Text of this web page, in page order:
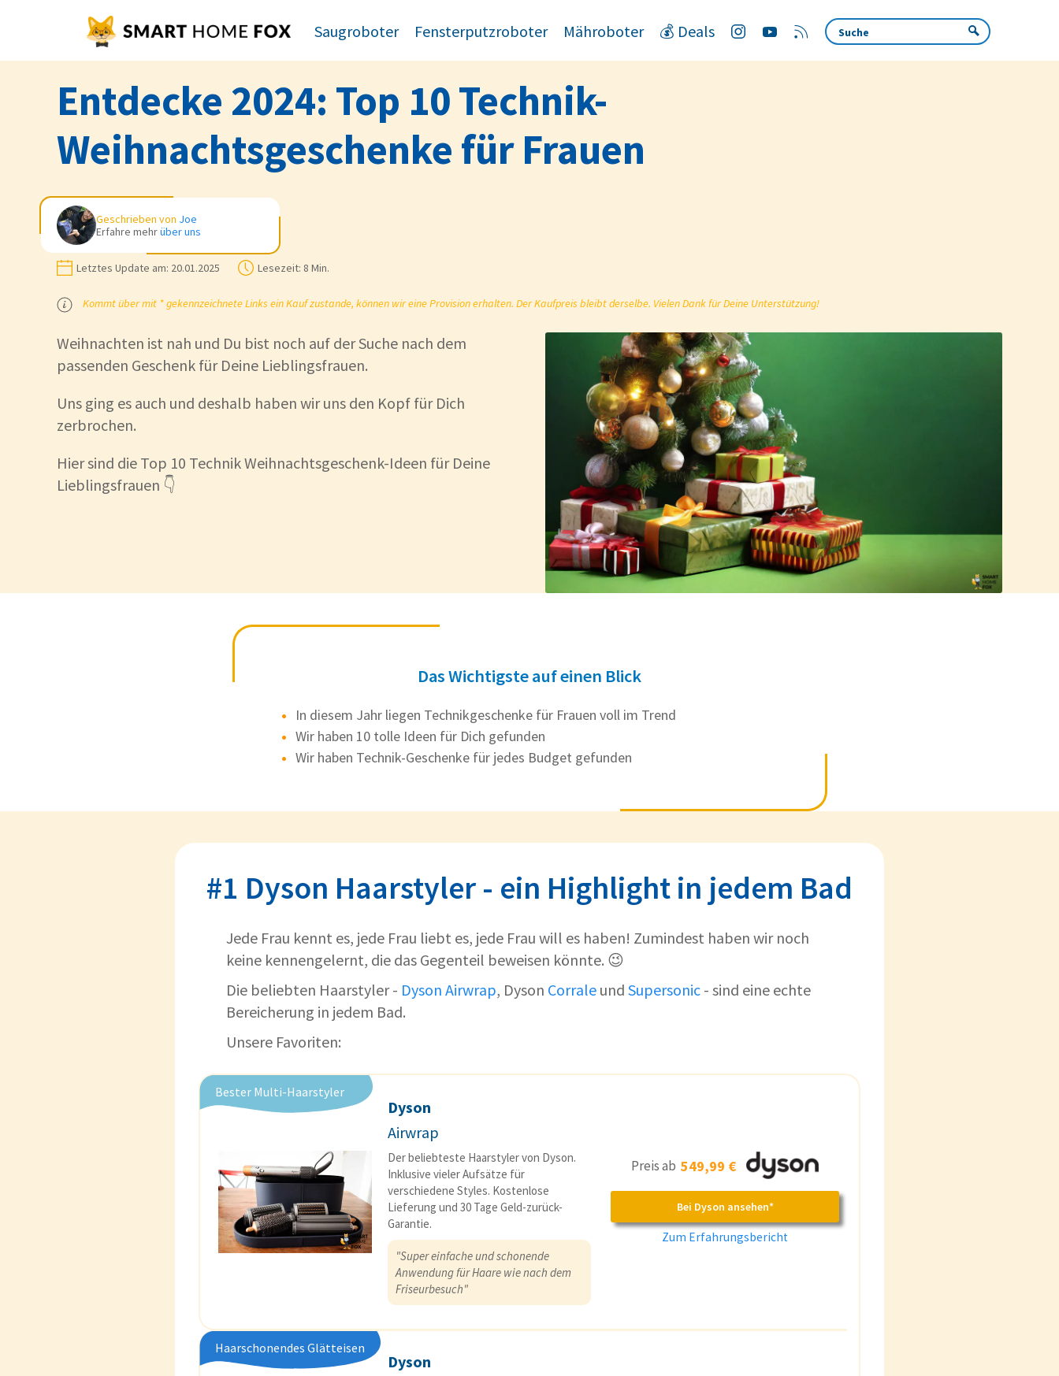
Saugroboter Fensterputzroboter Mähroboter 💰 Deals
Entdecke 2024: Top 10 Technik-
Weihnachtsgeschenke für Frauen
Geschrieben von Joe
Erfahre mehrüber uns
Letztes Update am: 20.01.2025 Lesezeit: 8 Min.
Kommt über mit * gekennzeichnete Links ein Kauf zustande, können wir eine Provision erhalten. Der Kaufpreis bleibt derselbe. Vielen Dank für Deine Unterstützung!
Weihnachten ist nah und Du bist noch auf der Suche nach dem
passenden Geschenk für Deine Lieblingsfrauen.
Uns ging es auch und deshalb haben wir uns den Kopf für Dich
zerbrochen.
Hier sind die Top 10 Technik Weihnachtsgeschenk-Ideen für Deine
Lieblingsfrauen 👇
Das Wichtigste auf einen Blick
In diesem Jahr liegen Technikgeschenke für Frauen voll im Trend
Wir haben 10 tolle Ideen für Dich gefunden
Wir haben Technik-Geschenke für jedes Budget gefunden
#1 Dyson Haarstyler - ein Highlight in jedem Bad
Jede Frau kennt es, jede Frau liebt es, jede Frau will es haben! Zumindest haben wir noch
keine kennengelernt, die das Gegenteil beweisen könnte. 😉
Die beliebten Haarstyler - Dyson Airwrap, Dyson Corrale und Supersonic - sind eine echte
Bereicherung in jedem Bad.
Unsere Favoriten:
Bester Multi-Haarstyler
Dyson
Airwrap
Der beliebteste Haarstyler von Dyson.
Inklusive vieler Aufsätze für
verschiedene Styles. Kostenlose
Lieferung und 30 Tage Geld-zurück-
Garantie.
"Super einfache und schonende
Anwendung für Haare wie nach dem
Friseurbesuch"
Preis ab549,99 €
Bei Dyson ansehen*
Zum Erfahrungsbericht
Haarschonendes Glätteisen
Dyson